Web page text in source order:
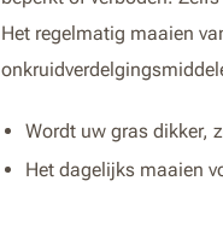
Het regelmatig maaien
Wordt uw gras dikker,
Het dagelijks maaien